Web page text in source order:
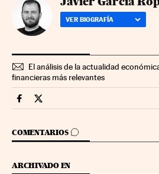
VER BIOGRAFÍA
El análisis de la actualidad
financieras más relevantes
Companias Cinco Días en Facebook
Companias Cinco Días en
COMENTARIOS
IR A LOS COMENTARIOS
ARCHIVADO EN